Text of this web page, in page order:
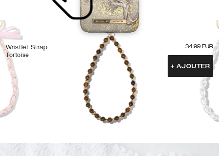
Wristlet Strap
Tortoise
34.99 EUR
+ AJOUTER